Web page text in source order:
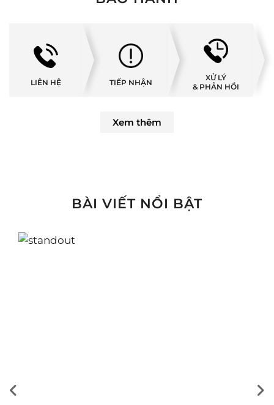
LIÊN HỆ TIẾP NHẬN
XỬ LÝ
& PHẢN HỒI
Xem thêm
BÀI VIẾT NỔI BẬT